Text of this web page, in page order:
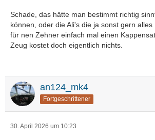
Schade, das hätte man bestimmt richtig
können, oder die Ali's die ja sonst gern
für nen Zehner einfach mal einen
Zeug kostet doch eigentlich nichts.
an124_mk4
Fortgeschrittener
30. April 2026 um 10:23